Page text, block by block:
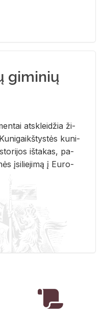
giminių
at­sklei­džia ži­
ku­ni­
iš­ta­kas, pa­
įsi­lie­ji­mą į Eu­ro­